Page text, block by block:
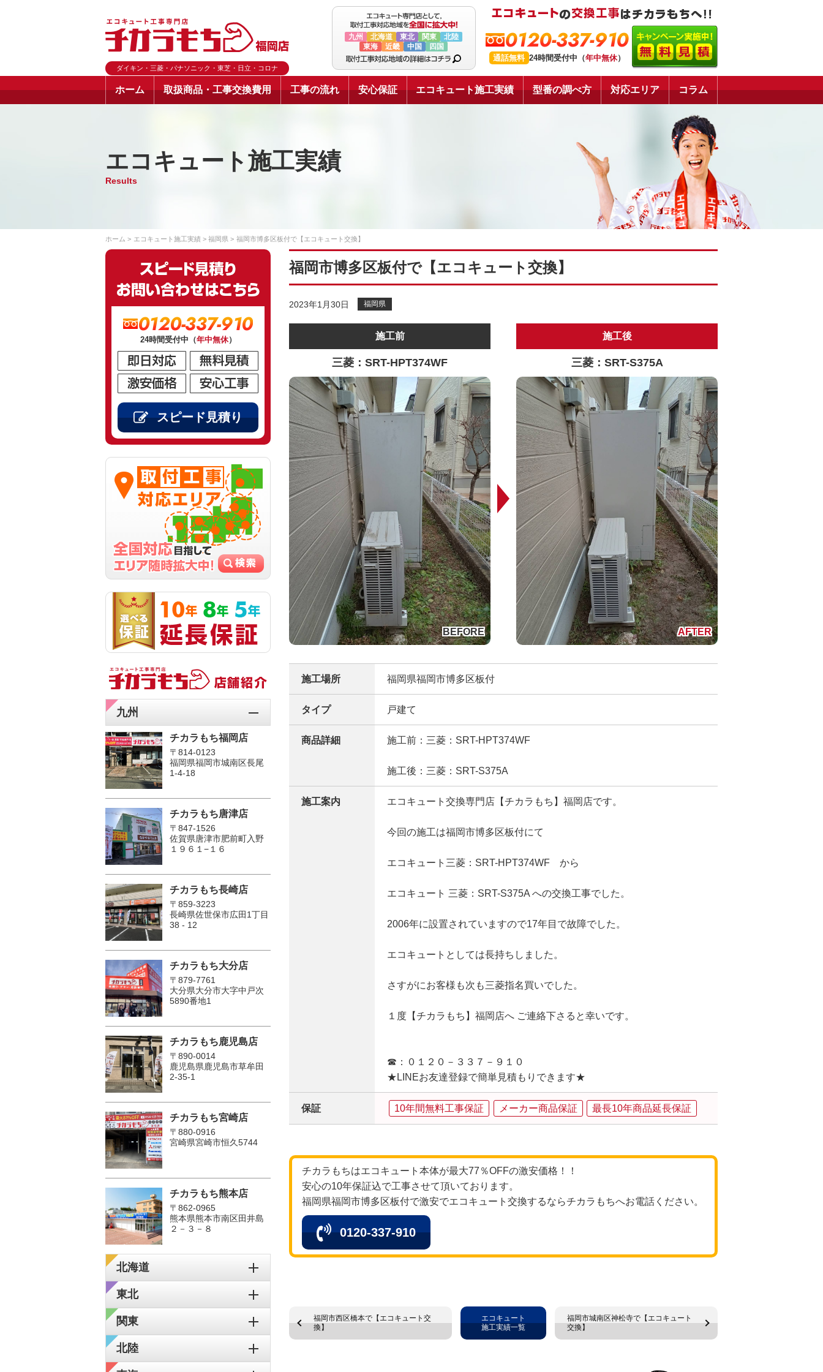
ダイキン・三菱・パナソニック・東芝・日立・コロナ
九州 北海道 東北 関東
北陸
東海
近畿 中国 四国 0120-337-910
通話無料 24時間受付中（年中無休）
ホーム 取扱商品・工事交換費用 工事の流れ 安心保証 エコキュート施工実績 型番の調べ方 対応エリア コラム
エコキュート施工実績
Results
ホーム エコキュート施工実績 福岡県 福岡市博多区板付で【エコキュート交換】
福岡市博多区板付で【エコキュート交換】
2023年1月30日 福岡県
施工前
三菱：SRT-HPT374WF
施工後
三菱：SRT-S375A
施工場所 福岡県福岡市博多区板付
タイプ 戸建て
商品詳細 施工前：三菱：SRT-HPT374WF
施工後：三菱：SRT-S375A
施工案内 エコキュート交換専門店【チカラもち】福岡店です。
今回の施工は福岡市博多区板付にて
エコキュート三菱：SRT-HPT374WF から
エコキュート 三菱：SRT-S375A への交換工事でした。
2006年に設置されていますので17年目で故障でした。
エコキュートとしては長持ちしました。
さすがにお客様も次も三菱指名買いでした。
１度【チカラもち】福岡店へ ご連絡下さると幸いです。
☎：０１２０－３３７－９１０
★LINEお友達登録で簡単見積もりできます★
保証 10年間無料工事保証 メーカー商品保証 最長10年商品延長保証
チカラもちはエコキュート本体が最大77％OFFの激安価格！！
安心の10年保証込で工事させて頂いております。
福岡県福岡市博多区板付で激安でエコキュート交換するならチカラもちへお電話ください。
0120-337-910
福岡市西区橋本で【エコキュート交
換】
福岡市城南区神松寺で【エコキュート
交換】
エコキュート
施工実績一覧
0120-337-910
24時間受付中（年中無休）
スピード見積り
九州
チカラもち福岡店
〒814-0123
福岡県福岡市城南区長尾
1‐4‐18
チカラもち唐津店
〒847-1526
佐賀県唐津市肥前町入野
１９６１−１６
チカラもち長崎店
〒859-3223
長崎県佐世保市広田1丁目
38 - 12
チカラもち大分店
〒879-7761
大分県大分市大字中戸次
5890番地1
チカラもち鹿児島店
〒890-0014
鹿児島県鹿児島市草牟田
2-35-1
チカラもち宮崎店
〒880-0916
宮崎県宮崎市恒久5744
チカラもち熊本店
〒862-0965
熊本県熊本市南区田井島
２－３－８
北海道
東北
関東
北陸